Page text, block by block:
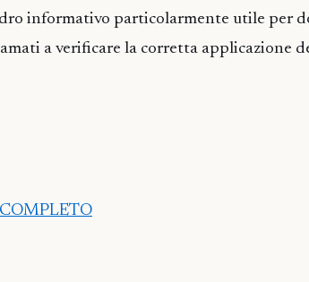
informativo particolarmente utile per
a verificare la corretta applicazione